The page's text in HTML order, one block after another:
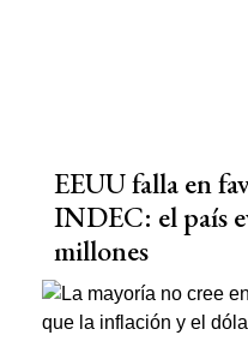
EEUU falla en
INDEC: el país
millones